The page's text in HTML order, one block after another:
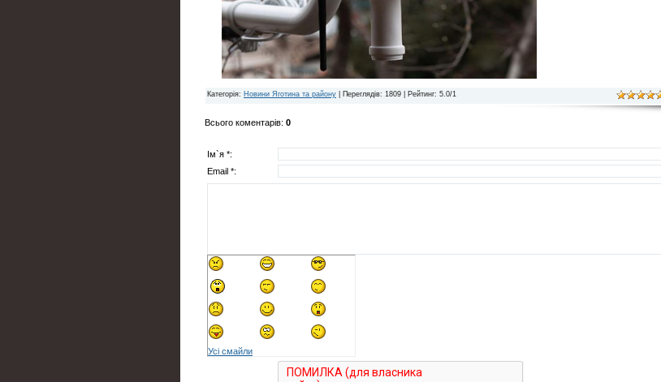
Категорія: Новини Яготина та району Переглядів: 1809 | Рейтинг: 5.0/1
Всього коментарів: 0
Ім`я *:
Email *:
Усі смайли